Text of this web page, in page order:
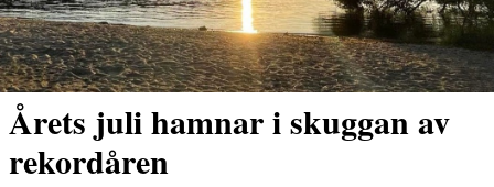
Årets juli hamnar i skuggan av
rekordåren